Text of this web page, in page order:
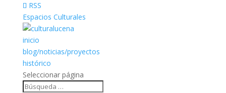
RSS
Espacios Culturales
inicio
blog/noticias/proyectos
histórico
Seleccionar página